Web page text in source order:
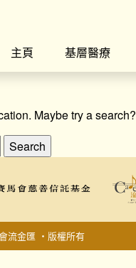
主頁
基層醫療
Maybe try a search?
流金匯 ‧版權所有